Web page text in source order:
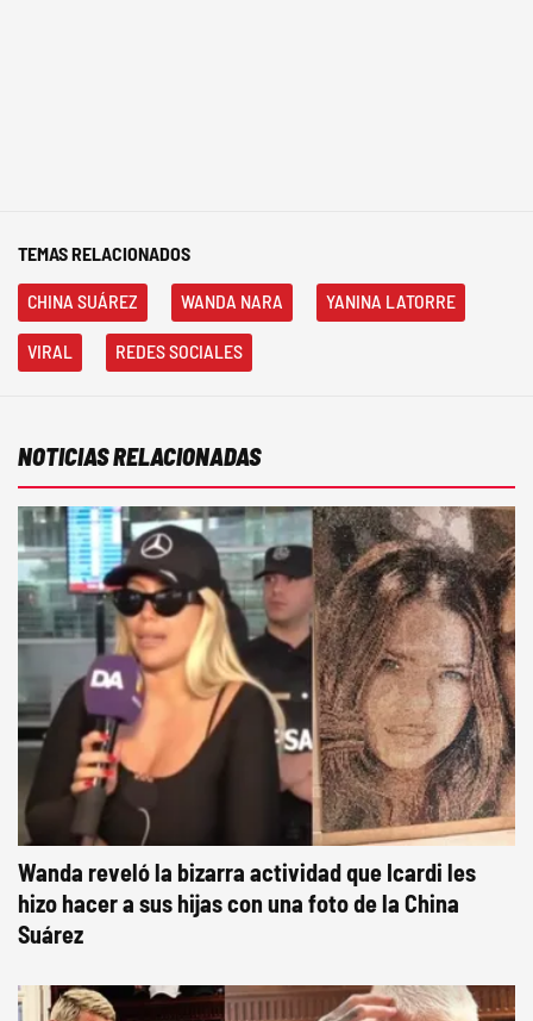
TEMAS RELACIONADOS
CHINA SUÁREZ WANDA NARA YANINA LATORRE
VIRAL REDES SOCIALES
NOTICIAS RELACIONADAS
Wanda reveló la bizarra actividad que Icardi les
hizo hacer a sus hijas con una foto de la China
Suárez